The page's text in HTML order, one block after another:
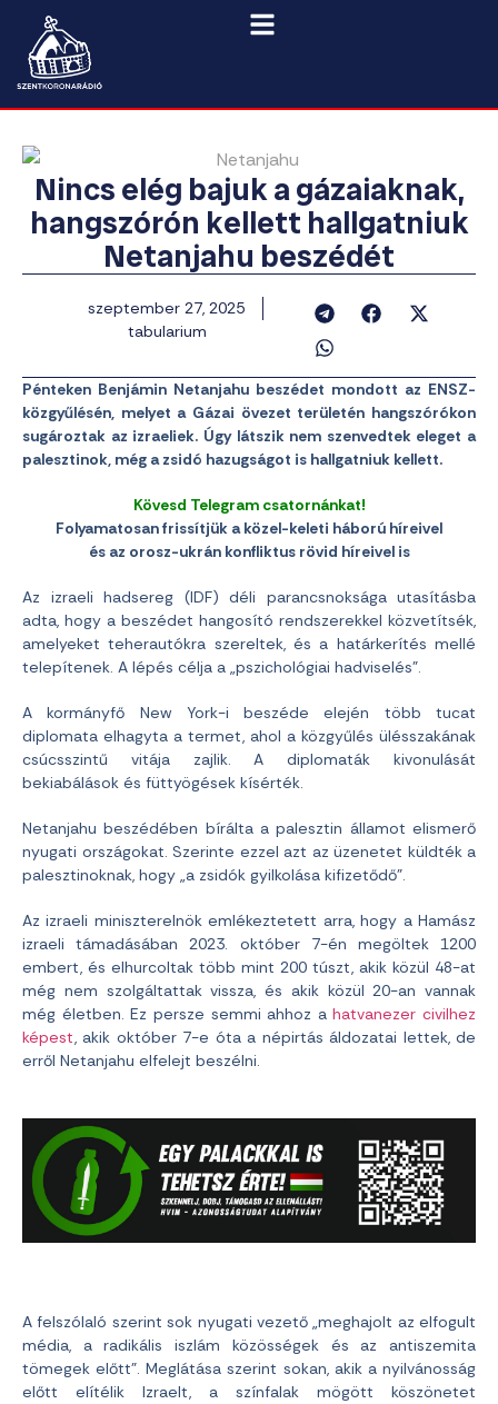
Nincs elég bajuk a gázaiaknak,
hangszórón kellett hallgatniuk
Netanjahu beszédét
szeptember 27, 2025
tabularium
Pénteken Benjámin Netanjahu beszédet mondott az ENSZ-
közgyűlésén, melyet a Gázai övezet területén hangszórókon
sugároztak az izraeliek. Úgy látszik nem szenvedtek eleget a
palesztinok, még a zsidó hazugságot is hallgatniuk kellett.
Kövesd Telegram csatornánkat!
Folyamatosan frissítjük a közel-keleti háború híreivel
és az orosz-ukrán konfliktus rövid híreivel is
Az izraeli hadsereg (IDF) déli parancsnoksága utasításba
adta, hogy a beszédet hangosító rendszerekkel közvetítsék,
amelyeket teherautókra szereltek, és a határkerítés mellé
telepítenek. A lépés célja a „pszichológiai hadviselés”.
A kormányfő New York-i beszéde elején több tucat
diplomata elhagyta a termet, ahol a közgyűlés ülésszakának
csúcsszintű vitája zajlik. A diplomaták kivonulását
bekiabálások és füttyögések kísérték.
Netanjahu beszédében bírálta a palesztin államot elismerő
nyugati országokat. Szerinte ezzel azt az üzenetet küldték a
palesztinoknak, hogy „a zsidók gyilkolása kifizetődő”.
Az izraeli miniszterelnök emlékeztetett arra, hogy a Hamász
izraeli támadásában 2023. október 7-én megöltek 1200
embert, és elhurcoltak több mint 200 túszt, akik közül 48-at
még nem szolgáltattak vissza, és akik közül 20-an vannak
még életben. Ez persze semmi ahhoz ahatvanezer civilhez
képest , akik október 7-e óta a népirtás áldozatai lettek, de
erről Netanjahu elfelejt beszélni.
A felszólaló szerint sok nyugati vezető „meghajolt az elfogult
média, a radikális iszlám közösségek és az antiszemita
tömegek előtt”. Meglátása szerint sokan, akik a nyilvánosság
előtt elítélik Izraelt, a színfalak mögött köszönetet